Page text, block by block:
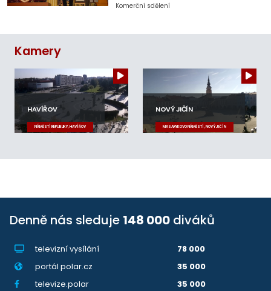
Komerční sdělení
Kamery
HAVÍŘOV
NÁMĚSTÍ REPUBLIKY, HAVÍŘOV
NOVÝ JIČÍN
MASARYKOVO NÁMĚSTÍ, NOVÝ JIČÍN
Denně nás sleduje 148 000 diváků
televizní vysílání
78 000
portál polar.cz
35 000
televize.polar
35 000